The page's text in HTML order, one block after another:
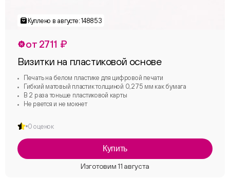
от 2711 ₽
Визитки на пластиковой основе
Печать на белом пластике для цифровой печати
Гибкий матовый пластик толщиной 0,275 мм как бумага
В 2 раза тоньше пластиковой карты
Не рвется и не мокнет
0 оценок
Купить